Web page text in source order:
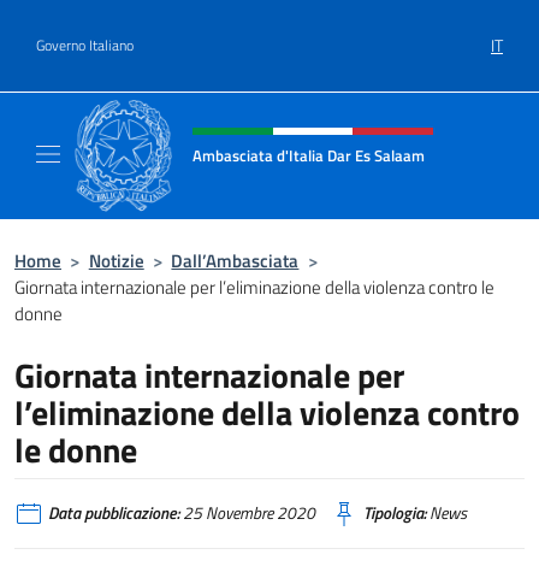
Governo Italiano IT
Intestazione sito, social e menù
Ambasciata d'Italia Dar Es Salaam
Home > Notizie > Dall’Ambasciata >
Giornata internazionale per l’eliminazione della violenza contro le
donne
Giornata internazionale per
l’eliminazione della violenza contro
le donne
Data pubblicazione:25 Novembre 2020 Tipologia:News